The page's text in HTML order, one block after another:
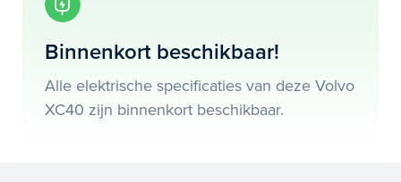
achteruitrijcamera, apple carplay/android auto, electronic
ook bij ons financieren of leasen.
Binnenkort beschikbaar!
Alle elektrische specificaties van deze Volvo
XC40 zijn binnenkort beschikbaar.